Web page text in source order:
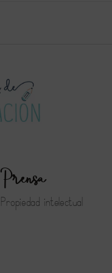
Prensa
Propiedad intelectual